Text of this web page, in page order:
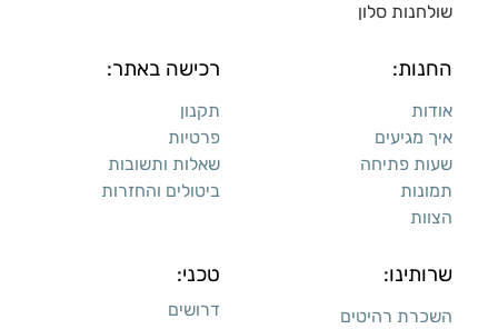
שולחנות סלון
החנות:
אודות
איך מגיעים
שעות פתיחה
תמונות
הצוות
רכישה באתר:
תקנון
פרטיות
שאלות ותשובות
ביטולים והחזרות
שרותינו:
השכרת רהיטים
טכני:
דרושים